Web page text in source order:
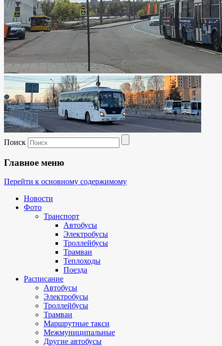
Поиск
Главное меню
Перейти к основному содержимому
Новости
Фото
Транспорт
Автобусы
Электробусы
Троллейбусы
Трамваи
Теплоходы
Поезда
Расписание
Автобусы
Электробусы
Троллейбусы
Трамваи
Маршрутные такси
Межмуниципальные
Другие автобусы